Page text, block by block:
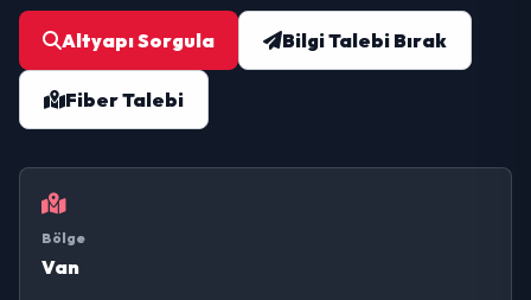
Altyapı Sorgula Bilgi Talebi Bırak
Fiber Talebi
Bölge
Van